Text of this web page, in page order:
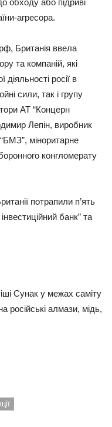
обходу або підриві
агресора.
Британія ввела
та компаній, які
росії в
сили, так і групу
АТ “Концерн
Лепін, виробник
міноритарне
конгломерату
потрапили п’ять
банк” та
Сунак у межах саміту
російські алмази, мідь,